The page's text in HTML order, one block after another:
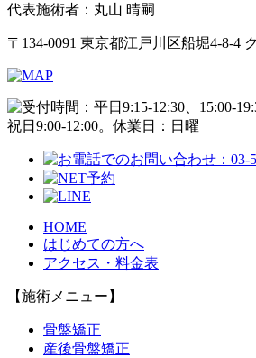
代表施術者：丸山 晴嗣
〒134-0091 東京都江戸川区船堀4-8-4
HOME
はじめての方へ
アクセス・料金表
【施術メニュー】
骨盤矯正
産後骨盤矯正